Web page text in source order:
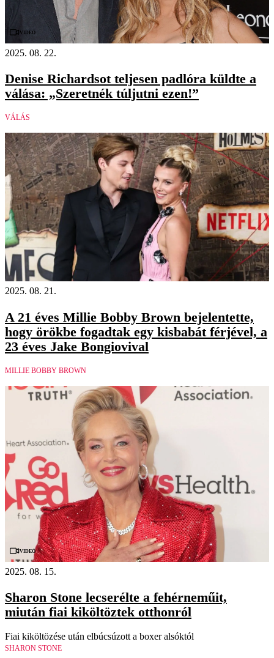
Videó
2025. 08. 22.
Denise Richardsot teljesen padlóra küldte a
válása: „Szeretnék túljutni ezen!”
VÁLÁS
2025. 08. 21.
A 21 éves Millie Bobby Brown bejelentette,
hogy örökbe fogadtak egy kisbabát férjével, a
23 éves Jake Bongiovival
MILLIE BOBBY BROWN
Videó
2025. 08. 15.
Sharon Stone lecserélte a fehérneműit,
miután fiai kiköltöztek otthonról
Fiai kiköltözése után elbúcsúzott a boxer alsóktól
SHARON STONE